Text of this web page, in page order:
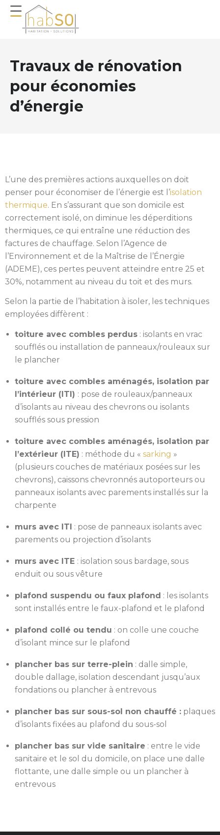
Travaux de rénovation
pour économies
d’énergie
L’une des premières actions auxquelles on doit
penser pour économiser de l’énergie est l’isolation
thermique. En s’assurant que son domicile est
correctement isolé, on diminue les déperditions
thermiques, ce qui entraîne une réduction des
factures de chauffage. Selon l’Agence de
l’Environnement et de la Maîtrise de l’Énergie
(ADEME), ces pertes peuvent atteindre entre 25 et
30%, notamment au niveau du toit et des murs.
Selon la partie de l’habitation à isoler, les techniques
employées diffèrent :
toiture avec combles perdus : isolants en vrac
soufflés ou installation de panneaux/rouleaux sur
le plancher
toiture avec combles aménagés, isolation par
l’intérieur (ITI) : pose de rouleaux/panneaux
d’isolants au niveau des chevrons ou isolants
soufflés sous pression
toiture avec combles aménagés, isolation par
l’extérieur (ITE) : méthode du « sarking »
(plusieurs couches de matériaux posées sur les
chevrons), caissons chevronnés autoporteurs ou
panneaux isolants avec parements installés sur la
charpente
murs avec ITI : pose de panneaux isolants avec
parements ou projection d’isolants
murs avec ITE : isolation sous bardage, sous
enduit ou sous vêture
plafond suspendu ou faux plafond : les isolants
sont installés entre le faux-plafond et le plafond
plafond collé ou tendu : on colle une couche
d’isolant mince sur le plafond
plancher bas sur terre-plein : dalle simple,
double dallage, isolation descendant jusqu’aux
fondations ou plancher à entrevous
plancher bas sur sous-sol non chauffé : plaques
d’isolants fixées au plafond du sous-sol
plancher bas sur vide sanitaire : entre le vide
sanitaire et le sol du domicile, on place une dalle
flottante, une dalle simple ou un plancher à
entrevous